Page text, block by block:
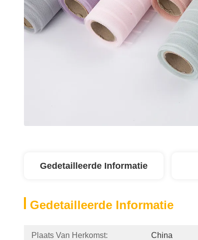
Gedetailleerde Informatie
Gedetailleerde Informatie
Plaats Van Herkomst: China